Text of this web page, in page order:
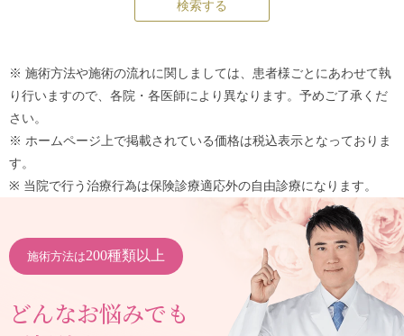
※ 施術方法や施術の流れに関しましては、患者様ごとにあわせて執
り行いますので、各院・各医師により異なります。予めご了承くだ
さい。
※ ホームページ上で掲載されている価格は税込表示となっておりま
す。
※ 当院で行う治療行為は保険診療適応外の自由診療になります。
施術方法は200種類以上
どんなお悩みでも